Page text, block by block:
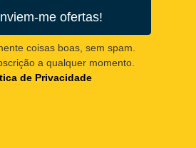
me ofertas!
coisas boas, sem spam.
a qualquer momento.
de Privacidade